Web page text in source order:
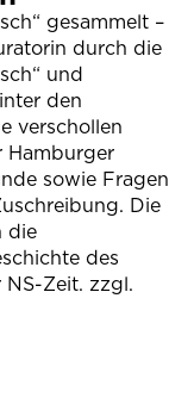
gesammelt –
durch die
und
den
verschollen
Hamburger
sowie Fragen
Die
die
des
Zeit. zzgl.